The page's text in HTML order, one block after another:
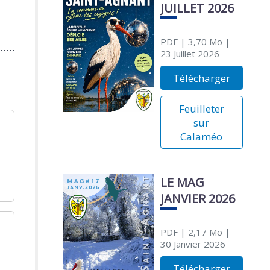
JUILLET 2026
PDF| 3,70 Mo |
23 Juillet 2026
Télécharger
Feuilleter
sur
Calaméo
LE MAG
JANVIER 2026
PDF| 2,17 Mo |
30 Janvier 2026